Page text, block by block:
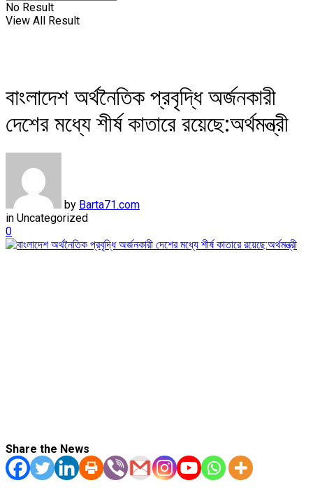
No Result
View All Result
বাংলাদেশ অর্থনৈতিক প্রবৃদ্ধি অর্জনকারী
দেশের মধ্যে শীর্ষ কাতারে রয়েছে:অর্থমন্ত্রী
by Barta71.com
in Uncategorized
0
Share the News